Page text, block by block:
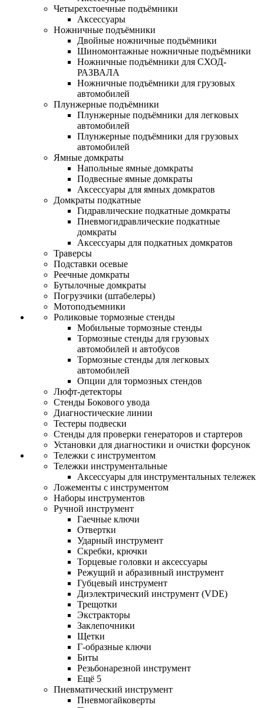
Четырехстоечные подъёмники
Аксессуары
Ножничные подъёмники
Двойные ножничные подъёмники
Шиномонтажные ножничные подъёмники
Ножничные подъёмники для СХОД-
РАЗВАЛА
Ножничные подъёмники для грузовых
автомобилей
Плунжерные подъёмники
Плунжерные подъёмники для легковых
автомобилей
Плунжерные подъёмники для грузовых
автомобилей
Ямные домкраты
Напольные ямные домкраты
Подвесные ямные домкраты
Аксессуары для ямных домкратов
Домкраты подкатные
Гидравлические подкатные домкраты
Пневмогидравлические подкатные
домкраты
Аксессуары для подкатных домкратов
Траверсы
Подставки осевые
Реечные домкраты
Бутылочные домкраты
Погрузчики (штабелеры)
Мотоподъемники
Роликовые тормозные стенды
Мобильные тормозные стенды
Тормозные стенды для грузовых
автомобилей и автобусов
Тормозные стенды для легковых
автомобилей
Опции для тормозных стендов
Люфт-детекторы
Стенды Бокового увода
Диагностические линии
Тестеры подвески
Стенды для проверки генераторов и стартеров
Установки для диагностики и очистки форсунок
Тележки с инструментом
Тележки инструментальные
Аксессуары для инструментальных тележек
Ложементы с инструментом
Наборы инструментов
Ручной инструмент
Гаечные ключи
Отвертки
Ударный инструмент
Скребки, крючки
Торцевые головки и аксессуары
Режущий и абразивный инструмент
Губцевый инструмент
Диэлектрический инструмент (VDE)
Трещотки
Экстракторы
Заклепочники
Щетки
Г-образные ключи
Биты
Резьбонарезной инструмент
Ещё 5
Пневматический инструмент
Пневмогайковерты